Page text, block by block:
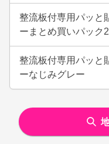
整流板付専用パッと
ーまとめ買いパック
整流板付専用パッと
ーなじみグレー